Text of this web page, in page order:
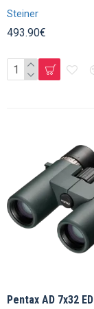
Steiner
493.90€
Pentax AD 7x32 ED